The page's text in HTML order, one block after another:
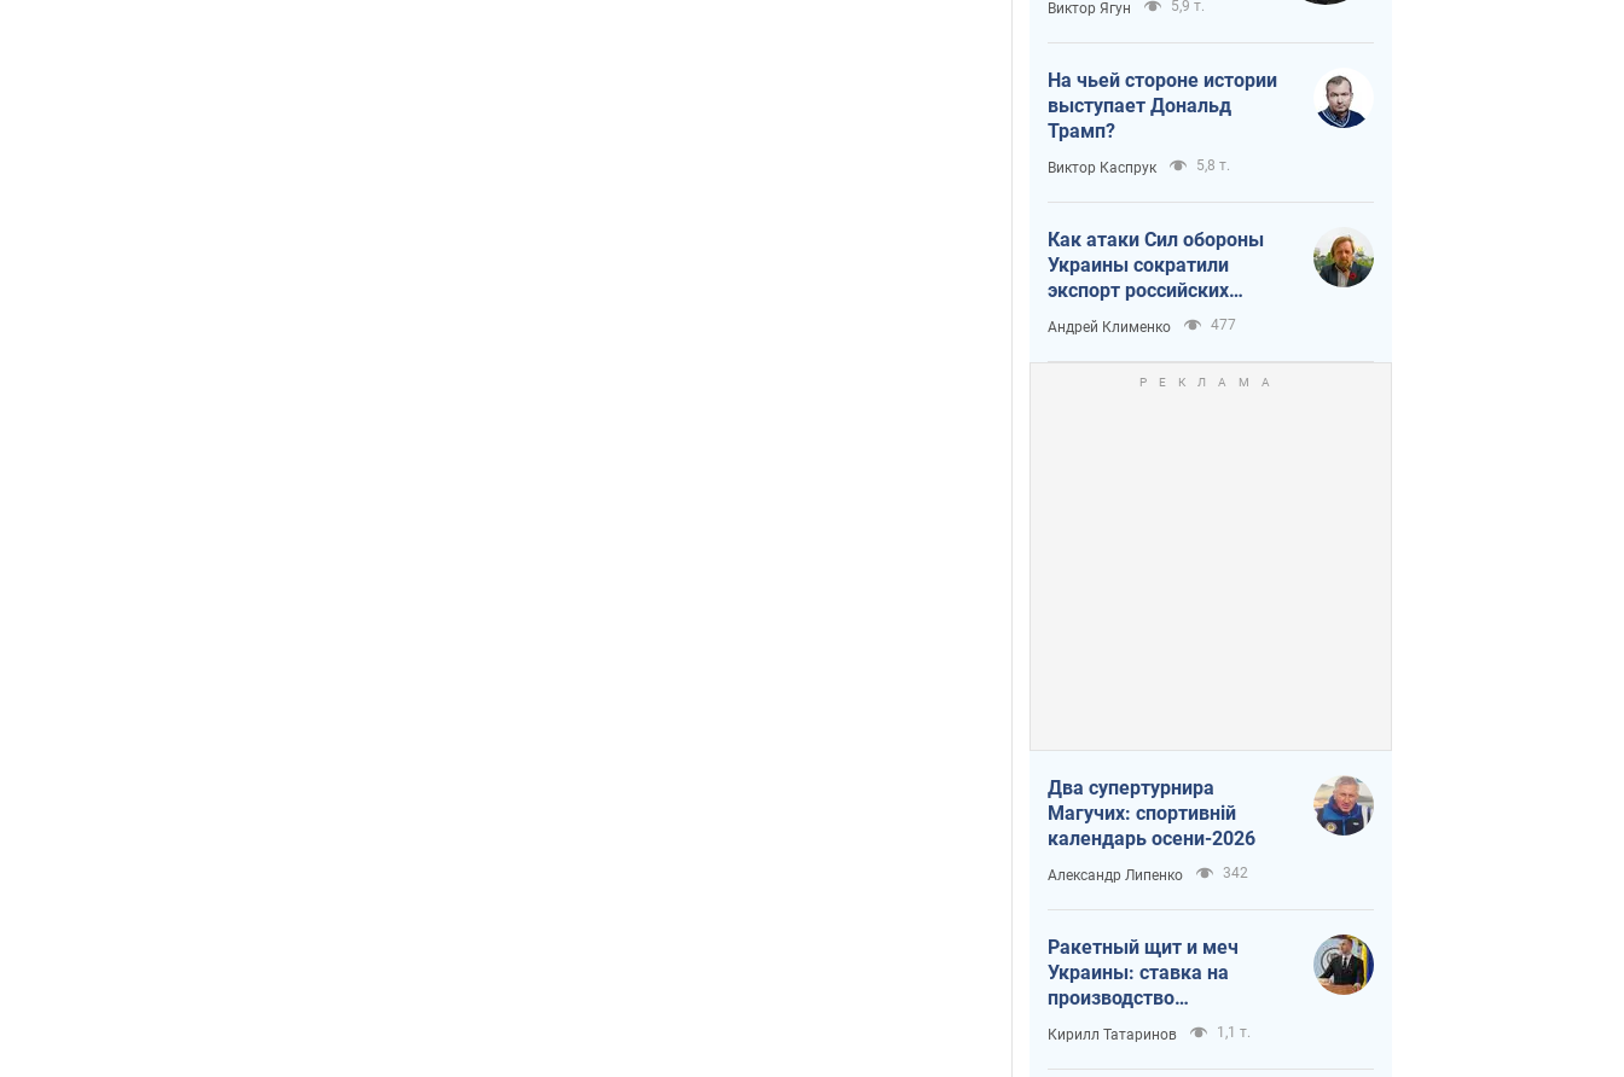
логистика
Виктор Ягун 5,9 т.
На чьей стороне истории
выступает Дональд
Трамп?
Виктор Каспрук 5,8 т.
Как атаки Сил обороны
Украины сократили
экспорт российских
нефтепродуктов
Андрей Клименко 477
Два супертурнира
Магучих: спортивній
календарь осени-2026
Александр Липенко 342
Ракетный щит и меч
Украины: ставка на
производство
собственных ракет
Кирилл Татаринов 1,1 т.